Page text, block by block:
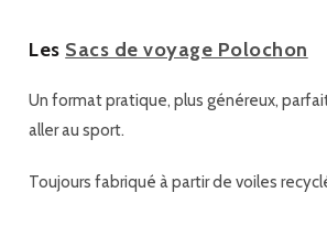
Les Sacs de voyage Polochon
Un format pratique, plus généreux,
aller au sport.
Toujours fabriqué à partir de voiles